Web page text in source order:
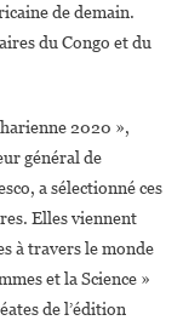
Afrique
Subsaharienne
de demain.
du Congo et du
2020 »,
général de
a sélectionné ces
Elles viennent
à travers le monde
et la Science »
de l’édition